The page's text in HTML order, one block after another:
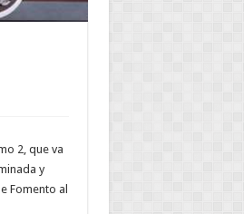
2, que va
y
Fomento al